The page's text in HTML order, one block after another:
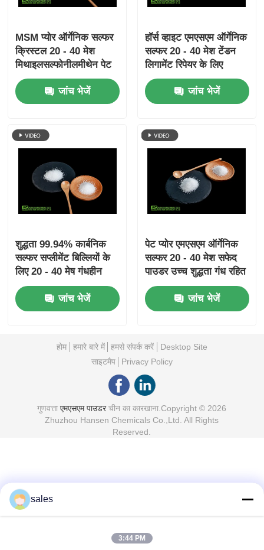
MSM प्योर ऑर्गेनिक सल्फर
क्रिस्टल 20 - 40 मेश
मिथाइलसल्फोनीलमीथेन पेट
के लिए
जांच भेजें
हॉर्स व्हाइट एमएसएम ऑर्गेनिक
सल्फर 20 - 40 मेश टेंडन
लिगामेंट रिपेयर के लिए
जांच भेजें
शुद्धता 99.94% कार्बनिक
सल्फर सप्लीमेंट बिल्लियों के
लिए 20 - 40 मेष गंधहीन
एमएसएम पाउडर
जांच भेजें
पेट प्योर एमएसएम ऑर्गेनिक
सल्फर 20 - 40 मेश सफेद
पाउडर उच्च शुद्धता गंध रहित
जांच भेजें
होम हमारे बारे में हमसे संपर्क करें
Desktop Site
साइटमैप
Privacy Policy
गुणवत्ताएमएसएम पाउडरचीन का कारखाना.Copyright © 2026
Zhuzhou Hansen Chemicals Co.,Ltd. All Rights
Reserved.
sales
3:44 PM